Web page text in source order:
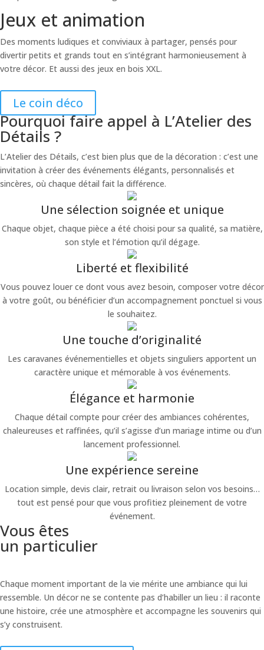
Jeux et animation
Des moments ludiques et conviviaux à partager, pensés pour
divertir petits et grands tout en s’intégrant harmonieusement à
votre décor. Et aussi des jeux en bois XXL.
Le coin déco
Pourquoi faire appel à L’Atelier des
Détails ?
L’Atelier des Détails, c’est bien plus que de la décoration : c’est une
invitation à créer des événements élégants, personnalisés et
sincères, où chaque détail fait la différence.
Une sélection soignée et unique
Chaque objet, chaque pièce a été choisi pour sa qualité, sa matière,
son style et l’émotion qu’il dégage.
Liberté et flexibilité
Vous pouvez louer ce dont vous avez besoin, composer votre décor
à votre goût, ou bénéficier d’un accompagnement ponctuel si vous
le souhaitez.
Une touche d’originalité
Les caravanes événementielles et objets singuliers apportent un
caractère unique et mémorable à vos événements.
Élégance et harmonie
Chaque détail compte pour créer des ambiances cohérentes,
chaleureuses et raffinées, qu’il s’agisse d’un mariage intime ou d’un
lancement professionnel.
Une expérience sereine
Location simple, devis clair, retrait ou livraison selon vos besoins…
tout est pensé pour que vous profitiez pleinement de votre
événement.
Vous êtes
un particulier
Chaque moment important de la vie mérite une ambiance qui lui
ressemble. Un décor ne se contente pas d’habiller un lieu : il raconte
une histoire, crée une atmosphère et accompagne les souvenirs qui
s’y construisent.